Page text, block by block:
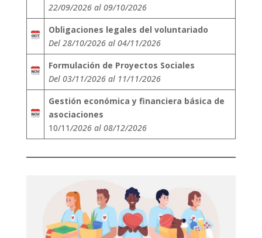
22/09/2026 al 09/10/2026
Obligaciones legales del voluntariado
Del 28/10/2026 al 04/11/2026
Formulación de Proyectos Sociales
Del 03/11/2026 al 11/11/2026
Gestión económica y financiera básica de
asociaciones
10/11/2026 al 08/12/2026